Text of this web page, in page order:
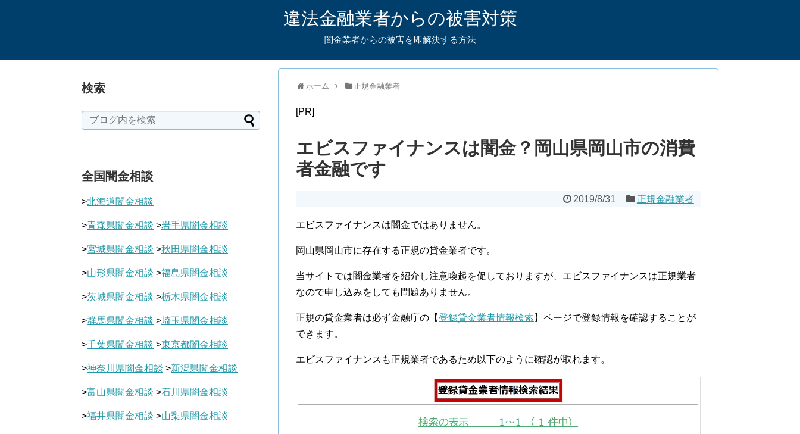
違法金融業者からの被害対策
闇金業者からの被害を即解決する方法
ホーム 正規金融業者
[PR]
エビスファイナンスは闇金？岡山県岡山市の消費
者金融です
2019/8/31 正規金融業者
エビスファイナンスは闇金ではありません。
岡山県岡山市に存在する正規の貸金業者です。
当サイトでは闇金業者を紹介し注意喚起を促しておりますが、エビスファイナンスは正規業者
なので申し込みをしても問題ありません。
正規の貸金業者は必ず金融庁の【登録貸金業者情報検索 】ページで登録情報を確認することが
できます。
エビスファイナンスも正規業者であるため以下のように確認が取れます。
検索
全国闇金相談
>北海道闇金相談
>青森県闇金相談 >岩手県闇金相談
>宮城県闇金相談 >秋田県闇金相談
>山形県闇金相談 >福島県闇金相談
>茨城県闇金相談 >栃木県闇金相談
>群馬県闇金相談 >埼玉県闇金相談
>千葉県闇金相談 >東京都闇金相談
>神奈川県闇金相談 >新潟県闇金相談
>富山県闇金相談 >石川県闇金相談
>福井県闇金相談 >山梨県闇金相談